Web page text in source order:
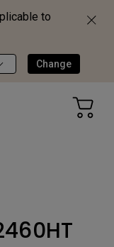
to
Change